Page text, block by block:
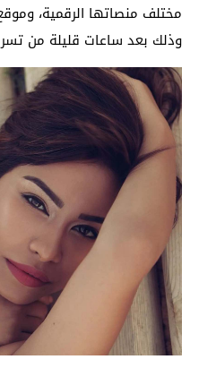
مختلف منصاتها الرقمية،
وذلك بعد ساعات قليلة من